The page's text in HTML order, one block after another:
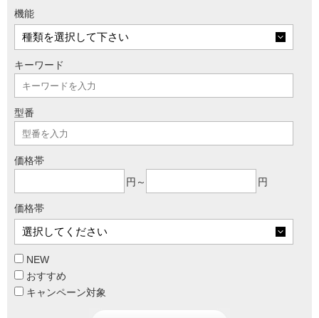
機能
キーワード
型番
価格帯
円～
円
価格帯
NEW
おすすめ
キャンペーン対象